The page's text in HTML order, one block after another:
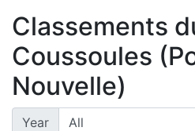
Classements
Coussoules
Nouvelle)
Year